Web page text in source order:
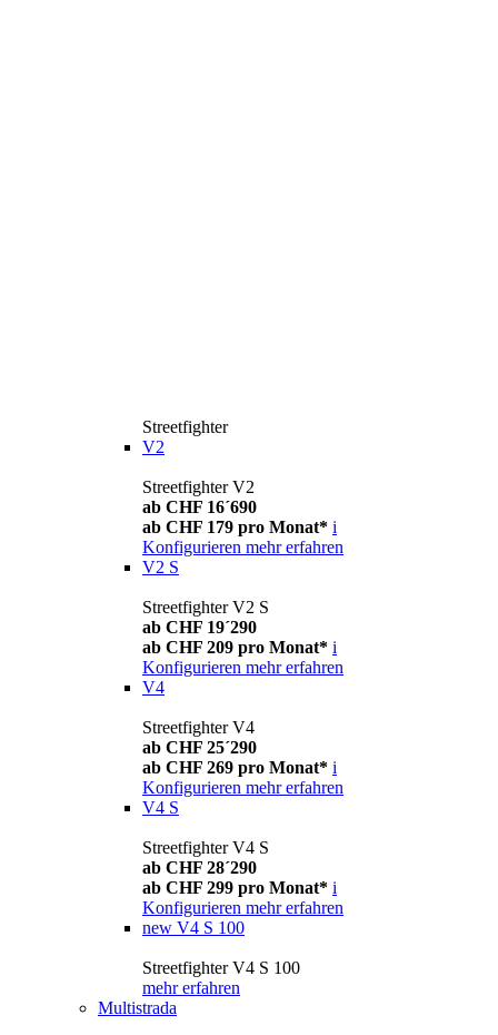
Streetfighter
V2
Streetfighter V2
ab CHF 16´690
ab CHF 179 pro Monat* i
Konfigurieren mehr erfahren
V2 S
Streetfighter V2 S
ab CHF 19´290
ab CHF 209 pro Monat* i
Konfigurieren mehr erfahren
V4
Streetfighter V4
ab CHF 25´290
ab CHF 269 pro Monat* i
Konfigurieren mehr erfahren
V4 S
Streetfighter V4 S
ab CHF 28´290
ab CHF 299 pro Monat* i
Konfigurieren mehr erfahren
new V4 S 100
Streetfighter V4 S 100
mehr erfahren
Multistrada